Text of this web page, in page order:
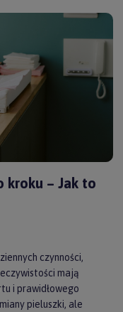
jakby ASTRUP,
że dajesz swojemu
każdego dnia.
kroku – Jak to
czynności,
mają
i prawidłowego
pieluszki, ale